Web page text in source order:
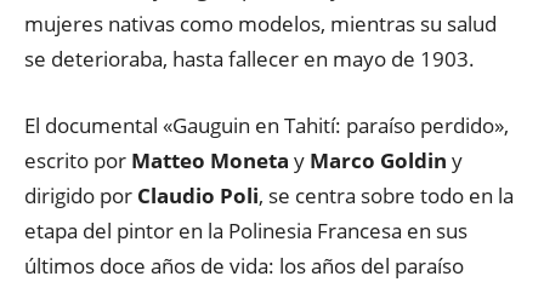
mujeres nativas como modelos, mientras su salud
se deterioraba, hasta fallecer en mayo de 1903.
El documental «Gauguin en Tahití: paraíso perdido»,
escrito por Matteo Moneta y Marco Goldin y
dirigido por Claudio Poli, se centra sobre todo en la
etapa del pintor en la Polinesia Francesa en sus
últimos doce años de vida: los años del paraíso